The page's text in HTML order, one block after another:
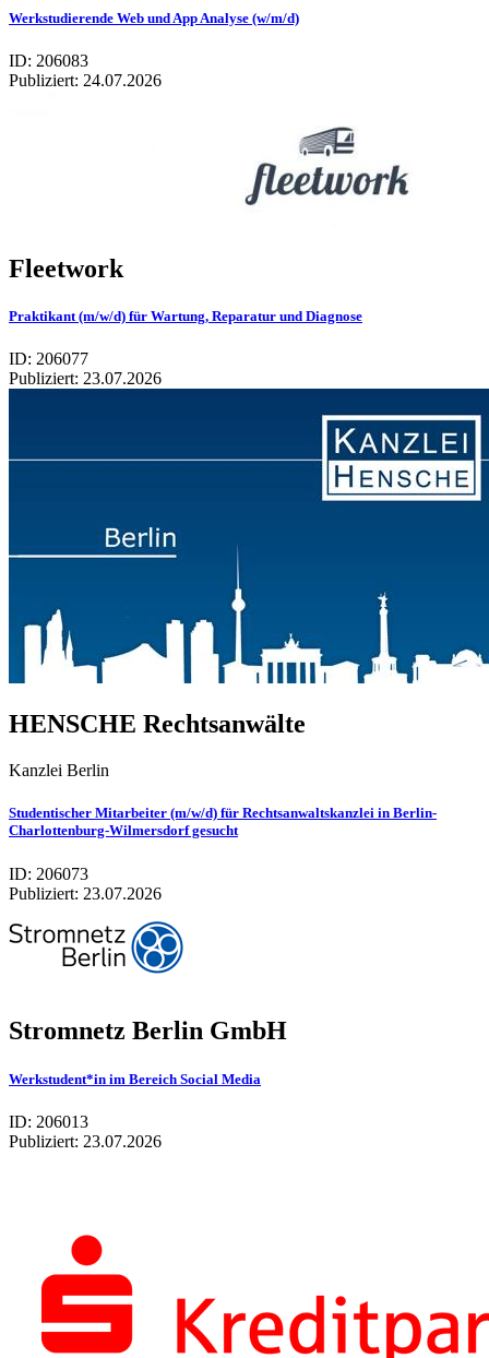
Werkstudierende Web und App Analyse (w/m/d)
ID: 206083
Publiziert: 24.07.2026
Fleetwork
Praktikant (m/w/d) für Wartung, Reparatur und Diagnose
ID: 206077
Publiziert: 23.07.2026
HEN­SCHE Rechts­an­wälte
Kanz­lei Ber­lin
Studentischer Mitarbeiter (m/w/d) für Rechtsanwaltskanzlei in Berlin-
Charlottenburg-Wilmersdorf gesucht
ID: 206073
Publiziert: 23.07.2026
Stromnetz Berlin GmbH
Werkstudent*in im Bereich Social Media
ID: 206013
Publiziert: 23.07.2026